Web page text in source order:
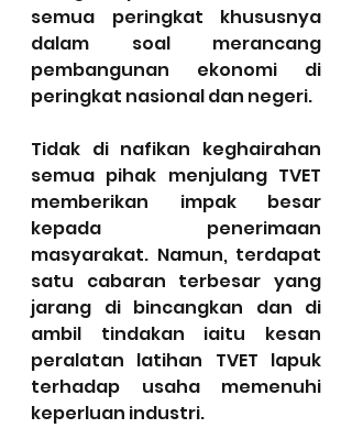
semua peringkat khususnya
dalam soal merancang
pembangunan ekonomi di
peringkat nasional dan negeri.
Tidak di nafikan keghairahan
semua pihak menjulang TVET
memberikan impak besar
kepada penerimaan
masyarakat. Namun, terdapat
satu cabaran terbesar yang
jarang di bincangkan dan di
ambil tindakan iaitu kesan
peralatan latihan TVET lapuk
terhadap usaha memenuhi
keperluan industri.